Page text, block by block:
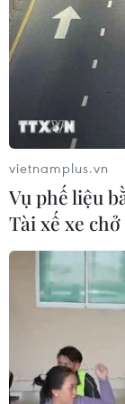
TIN CÙNG
Kết luận
dôi dư sau
08/08/2026 12:53
vietnamplus.vn
Vụ phế liệu
Tài xế xe